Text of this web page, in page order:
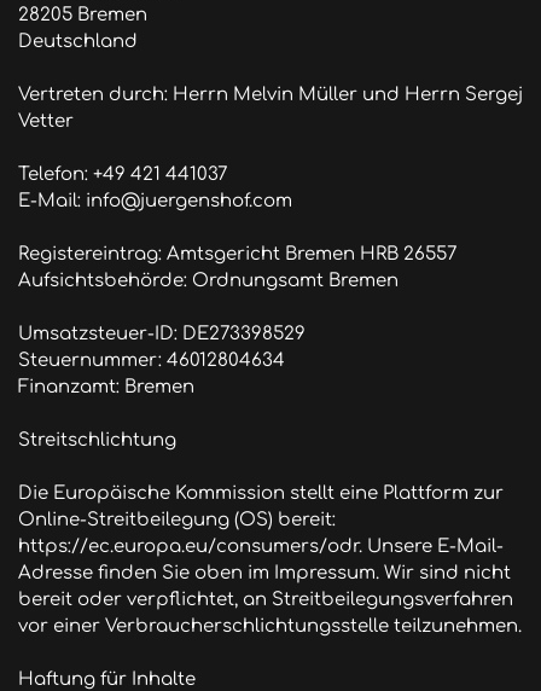
28205 Bremen
Deutschland
Vertreten durch: Herrn Melvin Müller und Herrn Sergej
Vetter
Telefon: +49 421 441037
E-Mail: info@juergenshof.com
Registereintrag: Amtsgericht Bremen HRB 26557
Aufsichtsbehörde: Ordnungsamt Bremen
Umsatzsteuer-ID: DE273398529
Steuernummer: 46012804634
Finanzamt: Bremen
Streitschlichtung
Die Europäische Kommission stellt eine Plattform zur
Online-Streitbeilegung (OS) bereit:
https://ec.europa.eu/consumers/odr. Unsere E-Mail-
Adresse finden Sie oben im Impressum. Wir sind nicht
bereit oder verpflichtet, an Streitbeilegungsverfahren
vor einer Verbraucherschlichtungsstelle teilzunehmen.
Haftung für Inhalte